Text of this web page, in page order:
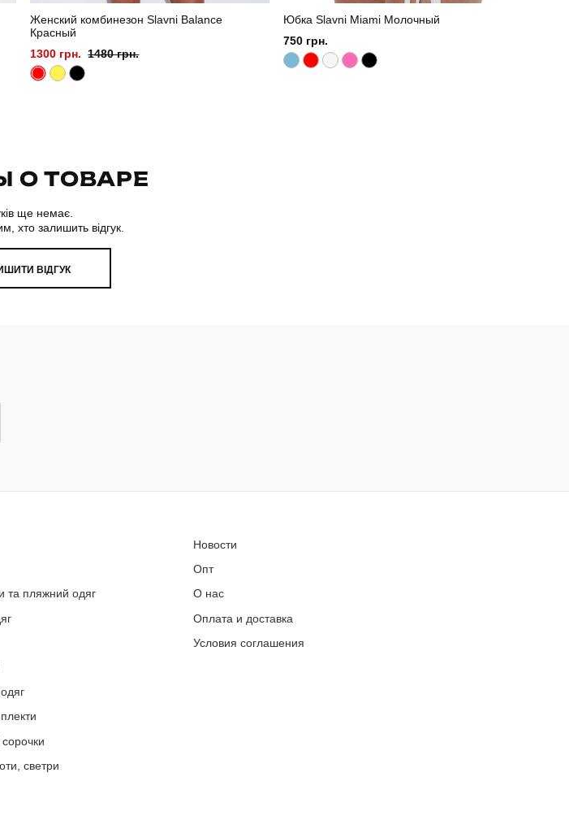
Женский комбинезон Slavni Balance
Красный
1300 грн. 1480 грн.
Юбка Slavni Miami Молочный
750 грн.
О ТОВАРЕ
ще немає.
хто залишить відгук.
ВІДГУК
та пляжний одяг
светри
Новости
Опт
О нас
Оплата и доставка
Условия соглашения